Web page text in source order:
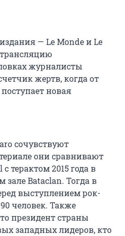
— Le Monde и Le
журналисты
жертв, когда от
новая
сочувствуют
они сравнивают
терактом 2015 года в
Bataclan. Тогда в
выступлением рок-
человек. Также
президент страны
западных лидеров, кто